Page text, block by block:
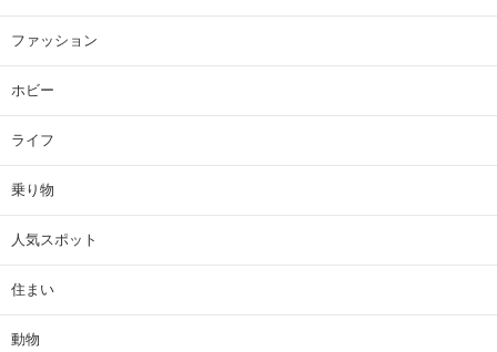
ファッション
ホビー
ライフ
乗り物
人気スポット
住まい
動物